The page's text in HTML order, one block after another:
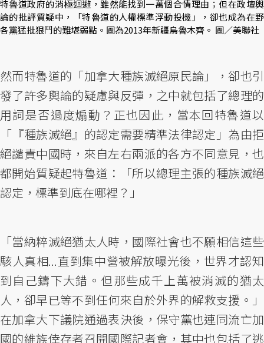
特魯道政府的消極迴避，雖然能找到一萬個合情理由；但在政壇輿
論的批評質疑中，「特魯道的人權標準浮動投機」，卻也成為在野
各黨猛批狠鬥的難堪弱點。圖為2013年新疆烏魯木齊。 圖／美聯社
然而特魯道的「加拿大種族滅絕原民論」，卻也引
發了許多輿論的疑慮與反彈，之中就包括了總理的
用詞是否過度煽動？正也因此，當本回特魯道以
「『種族滅絕』的認定需要精準法律認定」為由拒
絕譴責中國時，來自左右兩派的各方不同意見，也
都開始質疑起特魯道：「所以總理主張的種族滅絕
認定，標準到底在哪裡？」
「當納粹滅絕猶太人時，國際社會也不願相信這些
駭人真相...直到集中營被解放曝光後，世界才認知
到自己鑄下大錯。但那些成千上萬被消滅的猶太
人，卻早已等不到任何來自於外界的解救支援。」
在加拿大下議院通過表決後，保守黨也連同流亡加
國的維族倖存者召開國際記者會，其中也包括了逃